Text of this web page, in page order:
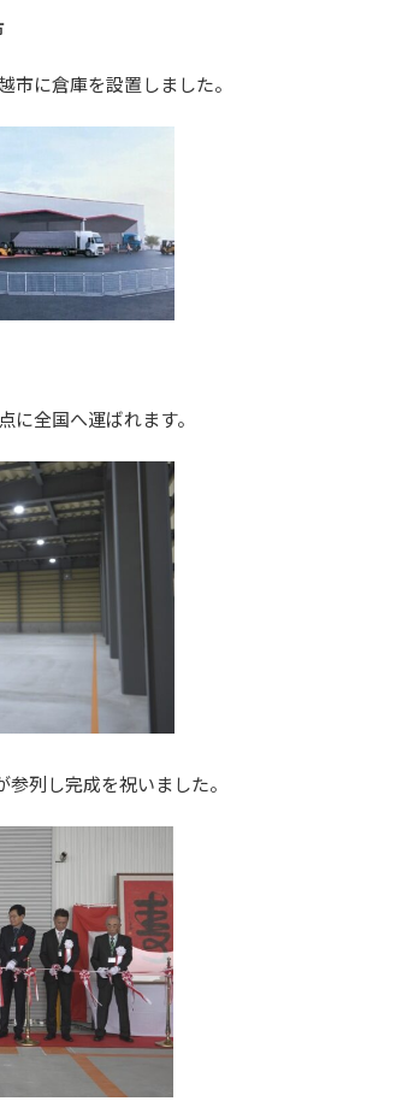
に倉庫を設置しました。
全国へ運ばれます。
列し完成を祝いました。